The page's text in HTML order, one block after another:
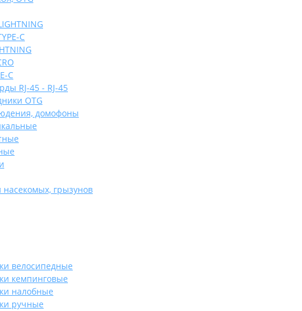
C
C
RJ-45 - RJ-45
OTG
домофоны
насекомых, грызунов
велосипедные
кемпинговые
налобные
ручные